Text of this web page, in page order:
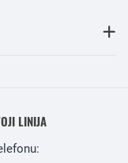
LINIJA